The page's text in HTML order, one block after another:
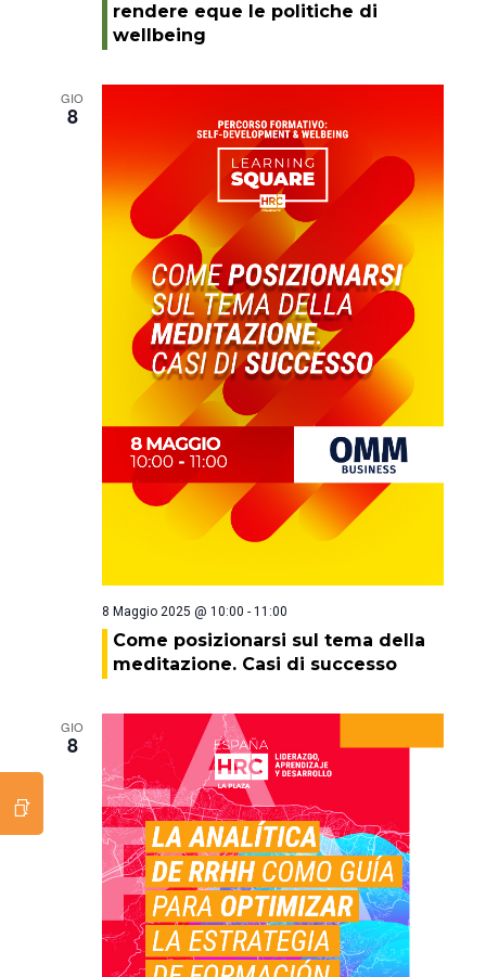
rendere eque le politiche di
wellbeing
GIO
8
8 Maggio 2025 @ 10:00 - 11:00
Come posizionarsi sul tema della
meditazione. Casi di successo
GIO
8